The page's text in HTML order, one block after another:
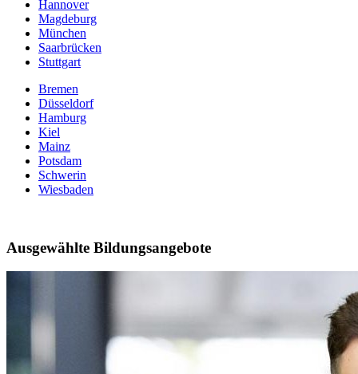
Hannover
Magdeburg
München
Saarbrücken
Stuttgart
Bremen
Düsseldorf
Hamburg
Kiel
Mainz
Potsdam
Schwerin
Wiesbaden
Ausgewählte Bildungsangebote